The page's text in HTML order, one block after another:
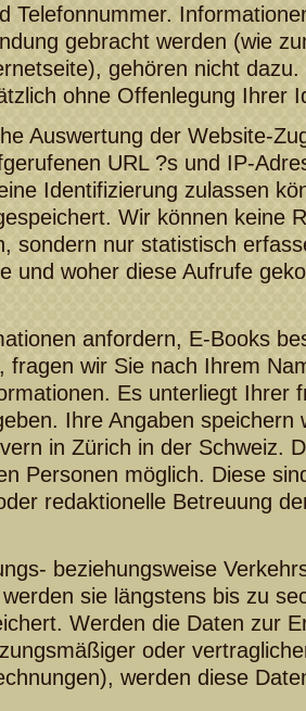
Telefonnummer.
gebracht werden (wie
gehören nicht
ohne Offenlegung Ihrer
Auswertung der Website-
URL ?s und IP-
Identifizierung zulassen
Wir können keine
sondern nur statistisch
und woher diese Aufrufe
anfordern, E-Books
fragen wir Sie nach Ihrem
Es unterliegt Ihrer
Ihre Angaben speichern
in Zürich in der Schweiz.
Personen möglich. Diese
redaktionelle Betreuung
beziehungsweise
sie längstens bis zu
Werden die Daten zur
oder
werden diese